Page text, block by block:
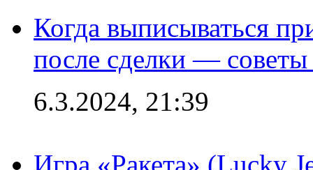
Когда выписываться
после сделки —
6.3.2024, 21:39
Игра «Ракета» (Lucky